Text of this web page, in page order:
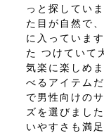
っと探してい
た目が自然で
に入っていま
た つけていて
気楽に楽しめ
べるアイテム
で男性向けの
ズを選びまし
いやすさも満